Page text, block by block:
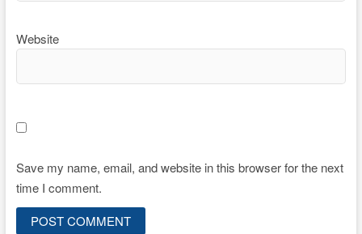
Website
Save my name, email, and website in this browser for the next
time I comment.